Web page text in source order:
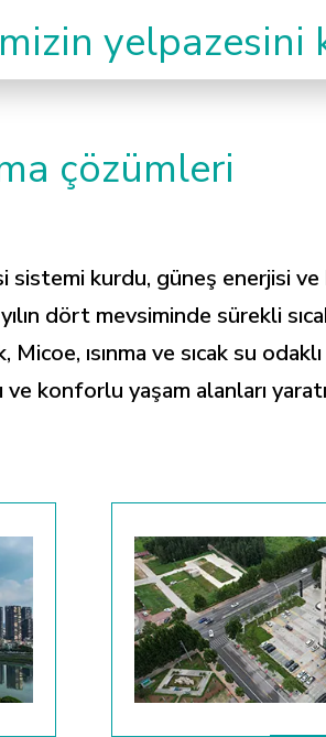
çözümleri
kurdu, güneş enerjisi
yılın dört mevsiminde sürekli
Micoe, ısınma ve sıcak su
ve konforlu yaşam alanları